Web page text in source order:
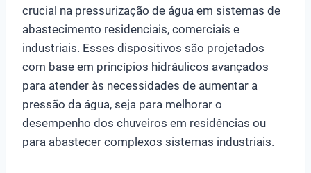
crucial na pressurização de água em sistemas de
abastecimento residenciais, comerciais e
industriais. Esses dispositivos são projetados
com base em princípios hidráulicos avançados
para atender às necessidades de aumentar a
pressão da água, seja para melhorar o
desempenho dos chuveiros em residências ou
para abastecer complexos sistemas industriais.